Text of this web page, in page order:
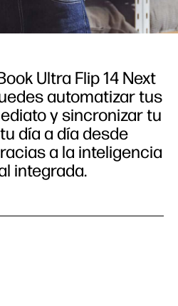
Ultra Flip 14 Next
automatizar tus
y sincronizar tu
día a día desde
a la inteligencia
integrada.